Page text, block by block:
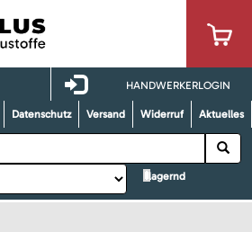
HANDWERKERLOGIN
Datenschutz Versand Widerruf Aktuelles
lagernd